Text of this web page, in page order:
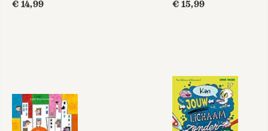
€ 14,99 € 15,99